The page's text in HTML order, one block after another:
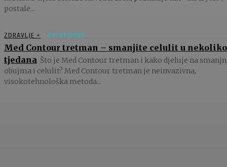
postale...
ZDRAVLJE + 09/07/2025
Med Contour tretman – smanjite celulit u nekoliko
tjedana Što je Med Contour tretman i kako djeluje na
obujma i celulit? Med Contour tretman je neinvazivna,
visokotehnološka metoda...